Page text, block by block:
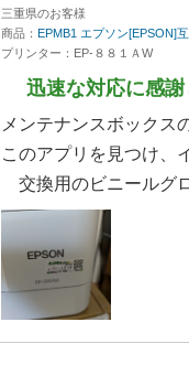
三重県のお客様
商品： EPMB1 エプソン[EPSON]
プリンター：EP-８８１ＡW
迅速な対応に感
メンテナンスボックス
このアプリを見つけ、
交換用のビニールグ